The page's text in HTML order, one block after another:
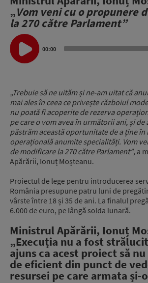
„Vom veni cu o propunere
la 270 către Parlament”
Audio
Player
00:00
„Trebuie să ne uităm și ne-am uitat că
mai ales în ceea ce privește războiul
nu poată fi acoperite de rezerva
pe care o vom avea în următorii ani, și de
păstrăm această oportunitate de a ține în
operațională anumite specialități. Vom
de modificare la 270 către Parlament”, a
Apărării, Ionuț Moșteanu.
Proiectul de lege pentru introducerea
România presupune patru luni de
vârste între 18 și 35 de ani. La finalul
6.000 de euro, pe lângă solda lunară.
Ministrul Apărării, Ionuț
„Execuția nu a fost
ajuns ca acest proiect să
de eficient din punct de
resursei pe care armata și-